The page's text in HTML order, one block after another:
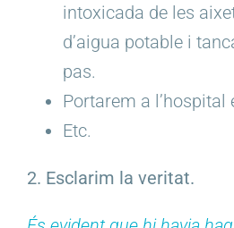
intoxicada de les
d’aigua potable i
pas.
Portarem a l’hospital
Etc.
2. Esclarim la veritat.